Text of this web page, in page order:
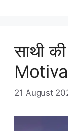
साथी
21 August